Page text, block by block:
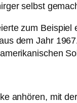
selbst
zum
dem Jahr
anhören, mit